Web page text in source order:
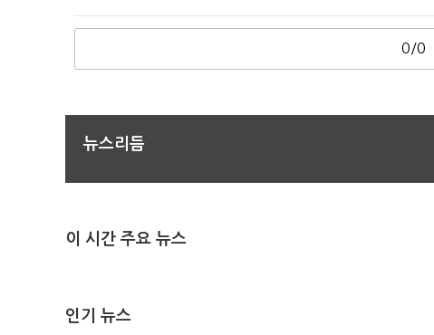
0/0
뉴스리듬
이 시간 주요 뉴스
인기 뉴스